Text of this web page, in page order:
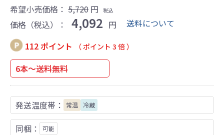
希望小売価格： 5,720 円 税込
価格（税込）： 4,092 円
送料について
112 ポイント
（ ポイント 3 倍 ）
6本～送料無料
発送温度帯： 常温 冷蔵
同梱： 可能